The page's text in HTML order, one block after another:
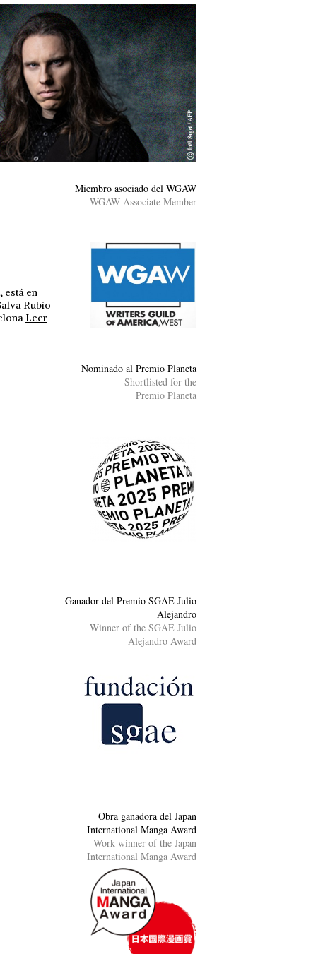
está en
Rubio
Leer
Miembro asociado del WGAW
WGAW Associate Member
Nominado al Premio Planeta
Shortlisted for the
Premio Planeta
Ganador del Premio SGAE Julio
Alejandro
Winner of the SGAE Julio
Alejandro Award
Obra ganadora del Japan
International Manga Award
Work winner of the Japan
International Manga Award